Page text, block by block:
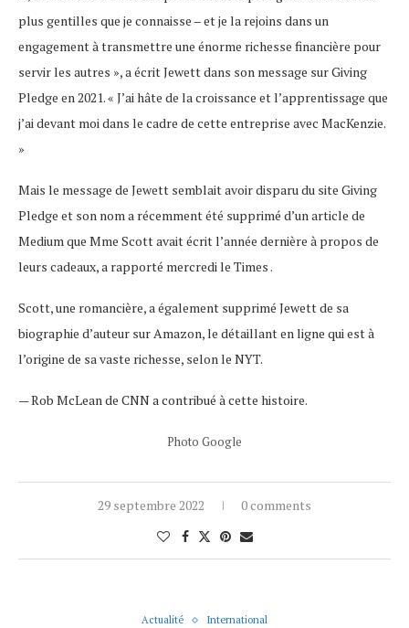
plus gentilles que je connaisse – et je la rejoins dans un
engagement à transmettre une énorme richesse financière pour
servir les autres », a écrit Jewett dans son message sur Giving
Pledge en 2021. « J’ai hâte de la croissance et l’apprentissage que
j’ai devant moi dans le cadre de cette entreprise avec MacKenzie.
»
Mais le message de Jewett semblait avoir disparu du site Giving
Pledge et son nom a récemment été supprimé d’un article de
Medium que Mme Scott avait écrit l’année dernière à propos de
leurs cadeaux, a rapporté mercredi le Times .
Scott, une romancière, a également supprimé Jewett de sa
biographie d’auteur sur Amazon, le détaillant en ligne qui est à
l’origine de sa vaste richesse, selon le NYT.
— Rob McLean de CNN a contribué à cette histoire.
Photo Google
29 septembre 2022 0 comments
Actualité International